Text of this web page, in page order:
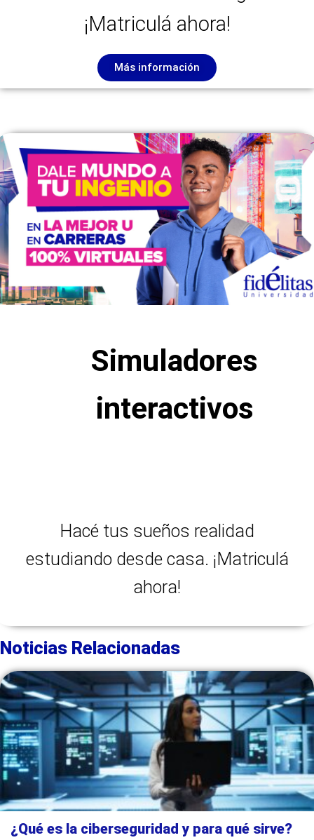
¡Matriculá ahora!
Más información
Simuladores
interactivos
Hacé tus sueños realidad
estudiando desde casa. ¡Matriculá
ahora!
Noticias Relacionadas
¿Qué es la ciberseguridad y para qué sirve?